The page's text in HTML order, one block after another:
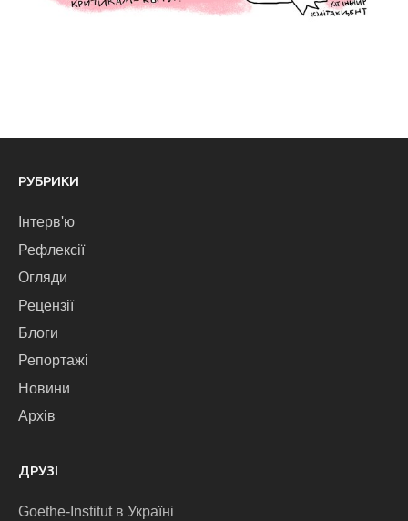
РУБРИКИ
Інтерв'ю
Рефлексії
Огляди
Рецензії
Блоги
Репортажі
Новини
Архів
ДРУЗІ
Goethe-Institut в Україні